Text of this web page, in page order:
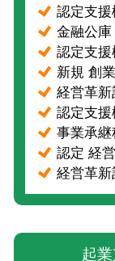
認定支
金融公
認定支援
新規 創
経営革新
認定支
事業承継
認定 経
経営革
起